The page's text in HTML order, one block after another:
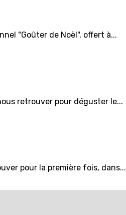
"Goûter de Noël", offert à...
retrouver pour déguster le...
pour la première fois, dans...